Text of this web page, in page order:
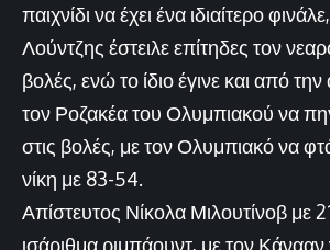
παιχνίδι να έχει ένα ιδιαίτερο
Λούντζης έστειλε επίτηδες τον
βολές, ενώ το ίδιο έγινε και από
τον Ροζακέα του Ολυμπιακού να
στις βολές, με τον Ολυμπιακό να
νίκη με 83-54.
Απίστευτος Νίκολα Μιλουτίνοβ με
ισάριθμα ριμπάουντ, με τον Κάνααν